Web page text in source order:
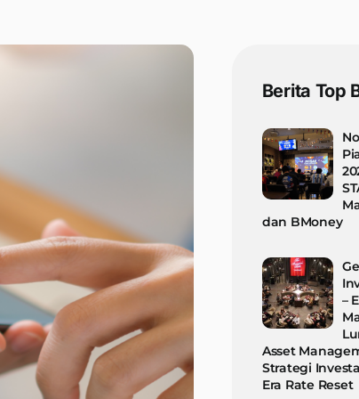
Berita Top
dan BMoney
–
Asset
Strategi
Era Rate Reset